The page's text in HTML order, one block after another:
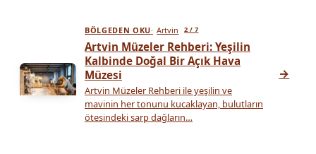
BÖLGEDEN OKU Artvin 2 / 7
Artvin Müzeler Rehberi: Yeşilin
Kalbinde Doğal Bir Açık Hava
Müzesi
Artvin Müzeler Rehberi ile yeşilin ve
mavinin her tonunu kucaklayan, bulutların
ötesindeki sarp dağların…
→